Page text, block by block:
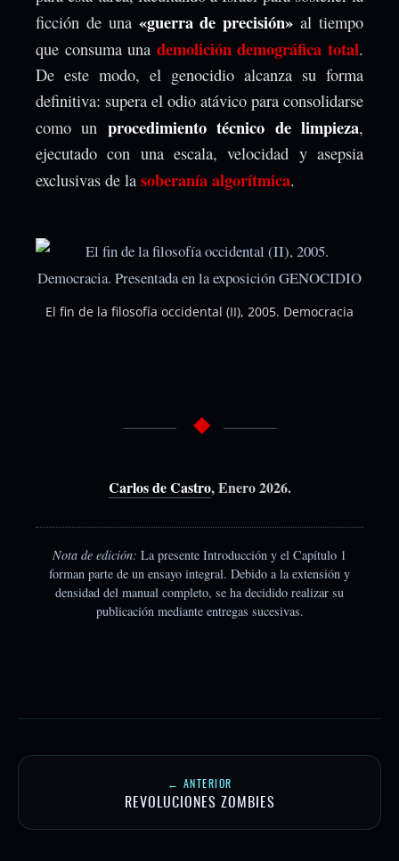
ficción de una «guerra de precisión» al tiempo
que consuma una demolición demográfica total.
De este modo, el genocidio alcanza su forma
definitiva: supera el odio atávico para consolidarse
como un procedimiento técnico de limpieza,
ejecutado con una escala, velocidad y asepsia
exclusivas de la soberanía algorítmica.
El fin de la filosofía occidental (II), 2005. Democracia
◆
Carlos de Castro, Enero 2026.
Nota de edición: La presente Introducción y el Capítulo 1
forman parte de un ensayo integral. Debido a la extensión y
densidad del manual completo, se ha decidido realizar su
publicación mediante entregas sucesivas.
← ANTERIOR
REVOLUCIONES ZOMBIES